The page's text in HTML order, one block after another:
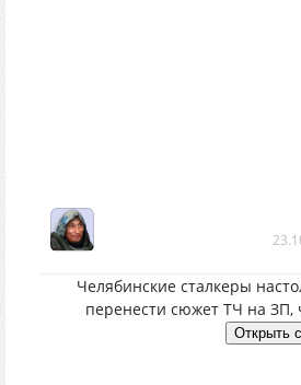
Челябинские сталкеры
перенести сюжет ТЧ на ЗП,